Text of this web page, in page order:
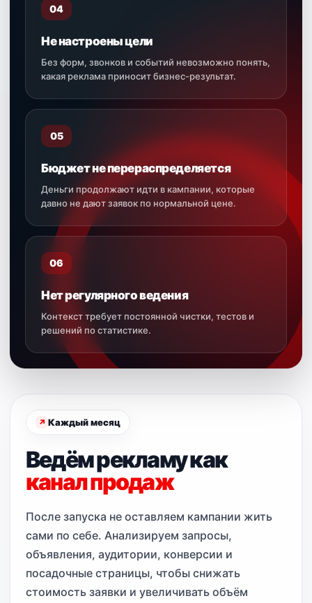
04
Не настроены цели
Без форм, звонков и событий невозможно понять,
какая реклама приносит бизнес-результат.
05
Бюджет не перераспределяется
Деньги продолжают идти в кампании, которые
давно не дают заявок по нормальной цене.
06
Нет регулярного ведения
Контекст требует постоянной чистки, тестов и
решений по статистике.
Каждый месяц
Ведём рекламу как
канал продаж
После запуска не оставляем кампании жить
сами по себе. Анализируем запросы,
объявления, аудитории, конверсии и
посадочные страницы, чтобы снижать
стоимость заявки и увеличивать объём